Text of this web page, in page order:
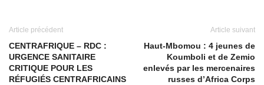
Article précédent
CENTRAFRIQUE – RDC :
URGENCE SANITAIRE
CRITIQUE POUR LES
RÉFUGIÉS CENTRAFRICAINS
Article suivant
Haut-Mbomou : 4 jeunes de
Koumboli et de Zemio
enlevés par les mercenaires
russes d’Africa Corps